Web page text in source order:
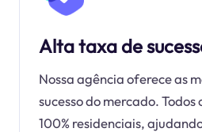
Alta taxa de
Nossa agência oferece as
sucesso do mercado. Todos
100% residenciais,